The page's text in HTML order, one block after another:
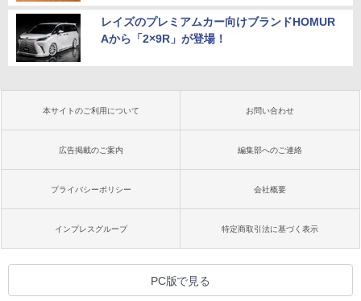
レイズのプレミアムカー向けブランドHOMUR
Aから「2×9R」が登場！
本サイトのご利用について お問い合わせ
広告掲載のご案内 編集部へのご連絡
プライバシーポリシー 会社概要
インプレスグループ 特定商取引法に基づく表示
PC版で見る